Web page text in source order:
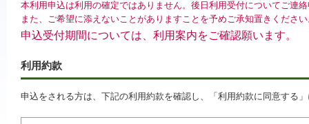
本利用申込は利用の確定ではありません。後日利用受付についてご連
また、ご希望に添えないことがありますことを予めご承知置きくださ
申込受付期間については、利用案内をご確認願います。
利用約款
申込をされる方は、下記の利用約款を確認し、「利用約款に同意する